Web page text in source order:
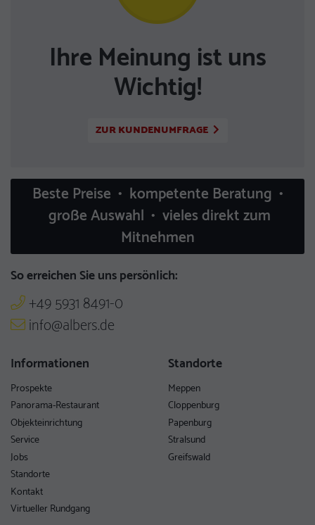
Ihre Meinung ist uns
Wichtig!
ZUR KUNDENUMFRAGE
Beste Preise • kompetente Beratung •
große Auswahl • vieles direkt zum
Mitnehmen
So erreichen Sie uns persönlich:
+49 5931 8491-0
info@albers.de
Informationen
Prospekte
Panorama-Restaurant
Objekteinrichtung
Service
Jobs
Standorte
Kontakt
Virtueller Rundgang
Standorte
Meppen
Cloppenburg
Papenburg
Stralsund
Greifswald